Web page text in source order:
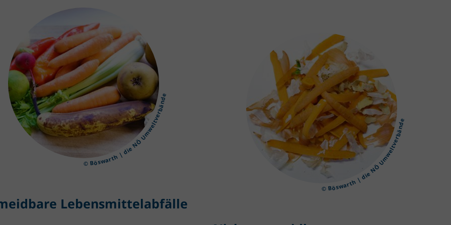
© Böswarth | die NÖ Umweltverbände
Lebensmittelabfälle
© Böswarth | die NÖ Umweltverbände